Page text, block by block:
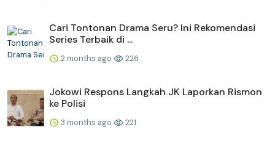
Cari Tontonan Drama Seru? Ini Rekomendasi
Series Terbaik di ...
2 months ago 226
Jokowi Respons Langkah JK Laporkan Rismon
ke Polisi
3 months ago 221